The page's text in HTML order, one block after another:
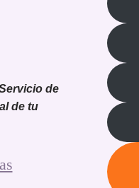
de
de tu